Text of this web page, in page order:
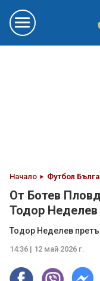
Начало Футбол
От Ботев
Тодор Неделев
Тодор Неделев
14:36 | 12 май 2026 г.